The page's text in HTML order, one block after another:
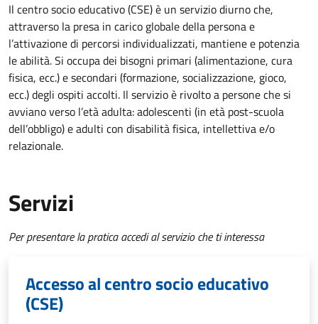
Il centro socio educativo (CSE) è un servizio diurno che,
attraverso la presa in carico globale della persona e
l’attivazione di percorsi individualizzati, mantiene e potenzia
le abilità. Si occupa dei bisogni primari (alimentazione, cura
fisica, ecc.) e secondari (formazione, socializzazione, gioco,
ecc.) degli ospiti accolti. Il servizio è rivolto a persone che si
avviano verso l’età adulta: adolescenti (in età post-scuola
dell’obbligo) e adulti con disabilità fisica, intellettiva e/o
relazionale.
Servizi
Per presentare la pratica accedi al servizio che ti interessa
Accesso al centro socio educativo
(CSE)